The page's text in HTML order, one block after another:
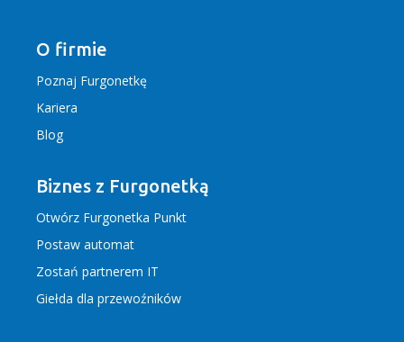
O firmie
Poznaj Furgonetkę
Kariera
Blog
Biznes z Furgonetką
Otwórz Furgonetka Punkt
Postaw automat
Zostań partnerem IT
Giełda dla przewoźników